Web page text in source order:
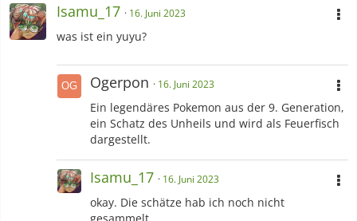
Isamu_17 16. Juni 2023
was ist ein yuyu?
Ogerpon 16. Juni 2023
Ein legendäres Pokemon aus der 9. Generation,
ein Schatz des Unheils und wird als Feuerfisch
dargestellt.
Isamu_17 16. Juni 2023
okay. Die schätze hab ich noch nicht